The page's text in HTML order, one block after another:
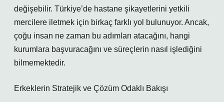
değişebilir. Türkiye’de hastane şikayetlerini yetkili
mercilere iletmek için birkaç farklı yol bulunuyor. Ancak,
çoğu insan ne zaman bu adımları atacağını, hangi
kurumlara başvuracağını ve süreçlerin nasıl işlediğini
bilmemektedir.
Erkeklerin Stratejik ve Çözüm Odaklı Bakışı